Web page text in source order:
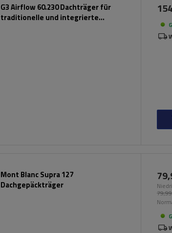
G3 Airflow 60.230 Dachträger für
traditionelle und integrierte
Mont Blanc Supra 127
Dachgepäckträger